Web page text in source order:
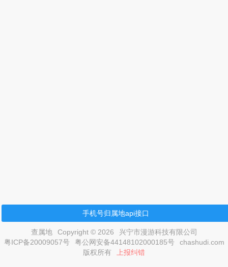
手机号归属地api接口
查属地 Copyright © 2026
兴宁市漫游科技有限公司
粤ICP备20009057号
粤公网安备44148102000185号
chashudi.com
版权所有
上报纠错